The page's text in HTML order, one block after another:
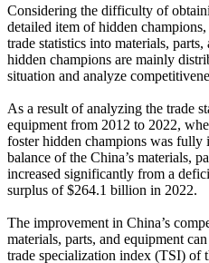
Considering the difficulty of
detailed item of hidden
trade statistics into materials,
hidden champions are mainly
situation and analyze
As a result of analyzing the trade
equipment from 2012 to 2022,
foster hidden champions was fully
balance of the China’s materials,
increased significantly from a
surplus of $264.1 billion in 2022.
The improvement in China’s
materials, parts, and equipment
trade specialization index (TSI) of